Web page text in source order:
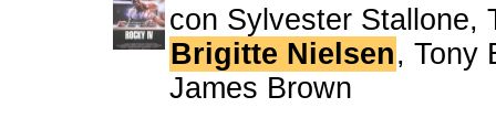
con Sylvester Stallone,
Brigitte Nielsen, Tony
James Brown